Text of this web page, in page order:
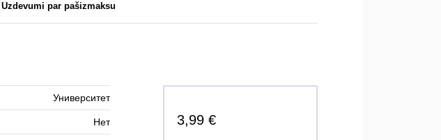
Uzdevumi par pašizmaksu
3,99 €
Университет
Нет